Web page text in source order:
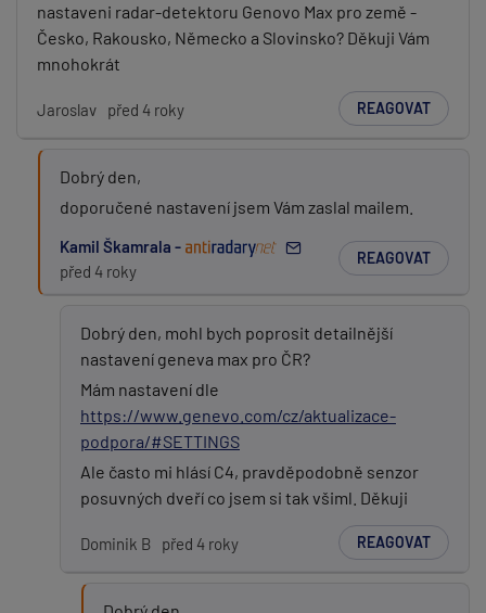
nastaveni radar-detektoru Genovo Max pro země -
Česko, Rakousko, Německo a Slovinsko? Děkuji Vám
mnohokrát
Jaroslav před 4 roky REAGOVAT
Dobrý den,
doporučené nastavení jsem Vám zaslal mailem.
Kamil Škamrala -
před 4 roky
REAGOVAT
Dobrý den, mohl bych poprosit detailnější
nastavení geneva max pro ČR?
Mám nastavení dle
https://www.genevo.com/cz/aktualizace-
podpora/#SETTINGS
Ale často mi hlásí C4, pravděpodobně senzor
posuvných dveří co jsem si tak všiml. Děkuji
Dominik B před 4 roky REAGOVAT